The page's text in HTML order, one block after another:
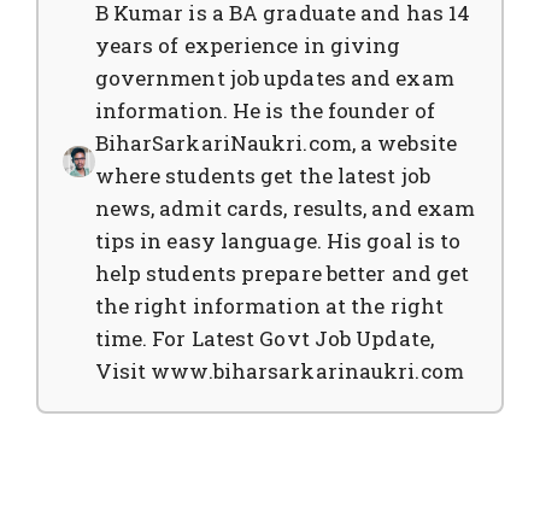
B Kumar is a BA graduate and has 14
years of experience in giving
government job updates and exam
information. He is the founder of
BiharSarkariNaukri.com, a website
where students get the latest job
news, admit cards, results, and exam
tips in easy language. His goal is to
help students prepare better and get
the right information at the right
time. For Latest Govt Job Update,
Visit www.biharsarkarinaukri.com